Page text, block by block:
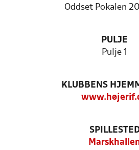
Oddset Pokalen
PULJE
Pulje 1
KLUBBENS